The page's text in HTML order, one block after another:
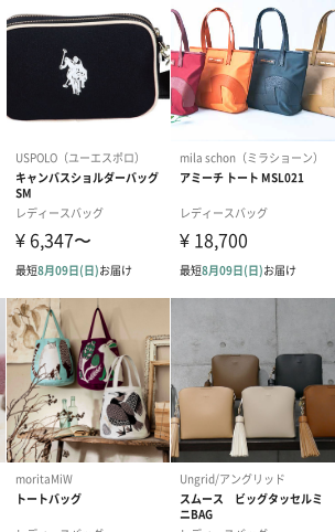
装飾いたします。お相手のご住所に直接お
プションです。お相手に直接手渡しする場
おすすめです。
ダンボール装飾（チュ
ーリップ）（720円）
ダンボール装
イトピンク×
をお届けします。